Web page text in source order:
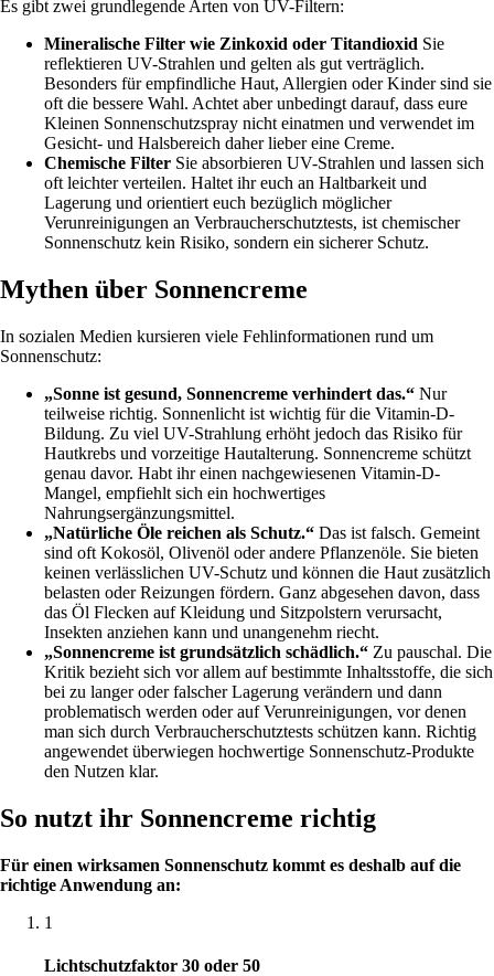
Es gibt zwei grundlegende Arten von UV-Filtern:
Mineralische Filter wie Zinkoxid oder Titandioxid Sie
reflektieren UV-Strahlen und gelten als gut verträglich.
Besonders für empfindliche Haut, Allergien oder Kinder sind sie
oft die bessere Wahl. Achtet aber unbedingt darauf, dass eure
Kleinen Sonnenschutzspray nicht einatmen und verwendet im
Gesicht- und Halsbereich daher lieber eine Creme.
Chemische Filter Sie absorbieren UV-Strahlen und lassen sich
oft leichter verteilen. Haltet ihr euch an Haltbarkeit und
Lagerung und orientiert euch bezüglich möglicher
Verunreinigungen an Verbraucherschutztests, ist chemischer
Sonnenschutz kein Risiko, sondern ein sicherer Schutz.
Mythen über Sonnencreme
In sozialen Medien kursieren viele Fehlinformationen rund um
Sonnenschutz:
„Sonne ist gesund, Sonnencreme verhindert das.“ Nur
teilweise richtig. Sonnenlicht ist wichtig für die Vitamin-D-
Bildung. Zu viel UV-Strahlung erhöht jedoch das Risiko für
Hautkrebs und vorzeitige Hautalterung. Sonnencreme schützt
genau davor. Habt ihr einen nachgewiesenen Vitamin-D-
Mangel, empfiehlt sich ein hochwertiges
Nahrungsergänzungsmittel.
„Natürliche Öle reichen als Schutz.“ Das ist falsch. Gemeint
sind oft Kokosöl, Olivenöl oder andere Pflanzenöle. Sie bieten
keinen verlässlichen UV-Schutz und können die Haut zusätzlich
belasten oder Reizungen fördern. Ganz abgesehen davon, dass
das Öl Flecken auf Kleidung und Sitzpolstern verursacht,
Insekten anziehen kann und unangenehm riecht.
„Sonnencreme ist grundsätzlich schädlich.“ Zu pauschal. Die
Kritik bezieht sich vor allem auf bestimmte Inhaltsstoffe, die sich
bei zu langer oder falscher Lagerung verändern und dann
problematisch werden oder auf Verunreinigungen, vor denen
man sich durch Verbraucherschutztests schützen kann. Richtig
angewendet überwiegen hochwertige Sonnenschutz-Produkte
den Nutzen klar.
So nutzt ihr Sonnencreme richtig
Für einen wirksamen Sonnenschutz kommt es deshalb auf die
richtige Anwendung an:
1
Lichtschutzfaktor 30 oder 50